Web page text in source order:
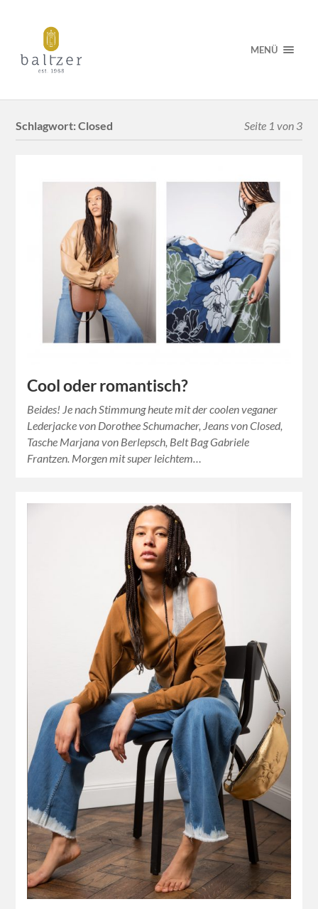
MENÜ
Schlagwort:Closed Seite 1 von 3
Cool oder romantisch?
Beides! Je nach Stimmung heute mit der coolen veganer
Lederjacke von Dorothee Schumacher, Jeans von Closed,
Tasche Marjana von Berlepsch, Belt Bag Gabriele
Frantzen. Morgen mit super leichtem…